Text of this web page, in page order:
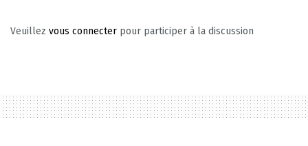
Veuillez vous connecter pour participer à la discussion